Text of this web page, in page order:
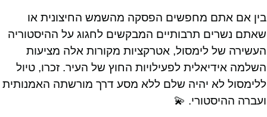
בין אם אתם מחפשים הפסקה מהשמש החיצונית או
שאתם נשרים תרבותיים המבקשים לחגוג על ההיסטוריה
העשירה של לימסול, אטרקציות מקורות אלה מציעות
השלמה אידיאלית לפעילויות החוץ של העיר. זכרו, טיול
ללימסול לא יהיה שלם ללא מסע דרך מורשתה האמנותית
ועברה ההיסטורי. 💫